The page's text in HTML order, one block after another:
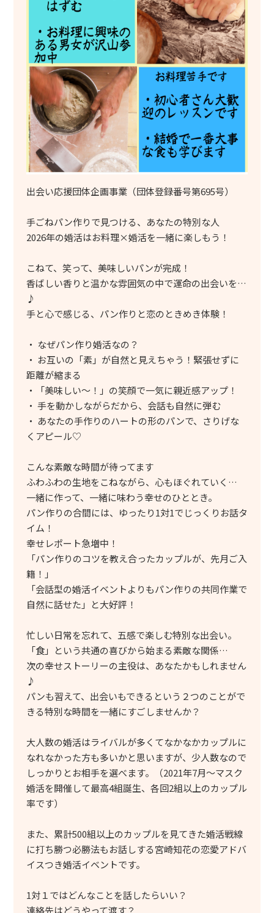
出会い応援団体企画事業（団体登録番号第695号）
手ごねパン作りで見つける、あなたの特別な人
2026年の婚活はお料理×婚活を一緒に楽しもう！
こねて、笑って、美味しいパンが完成！
香ばしい香りと温かな雰囲気の中で運命の出会いを…
♪
手と心で感じる、パン作りと恋のときめき体験！
・ なぜパン作り婚活なの？
・ お互いの「素」が自然と見えちゃう！緊張せずに
距離が縮まる
・「美味しい～！」の笑顔で一気に親近感アップ！
・ 手を動かしながらだから、会話も自然に弾む
・ あなたの手作りのハートの形のパンで、さりげな
くアピール♡
こんな素敵な時間が待ってます
ふわふわの生地をこねながら、心もほぐれていく…
一緒に作って、一緒に味わう幸せのひととき。
パン作りの合間には、ゆったり1対1でじっくりお話タ
イム！
幸せレポート急増中！
「パン作りのコツを教え合ったカップルが、先月ご入
籍！」
「会話型の婚活イベントよりもパン作りの共同作業で
自然に話せた」と大好評！
忙しい日常を忘れて、五感で楽しむ特別な出会い。
「食」という共通の喜びから始まる素敵な関係…
次の幸せストーリーの主役は、あなたかもしれません
♪
パンも習えて、出会いもできるという２つのことがで
きる特別な時間を一緒にすごしませんか？
大人数の婚活はライバルが多くてなかなかカップルに
なれなかった方も多いかと思いますが、少人数なので
しっかりとお相手を選べます。（2021年7月～マスク
婚活を開催して最高4組誕生、各回2組以上のカップル
率です）
また、累計500組以上のカップルを見てきた婚活戦線
に打ち勝つ必勝法もお話しする宮崎知花の恋愛アドバ
イスつき婚活イベントです。
1対１ではどんなことを話したらいい？
連絡先はどうやって渡す？